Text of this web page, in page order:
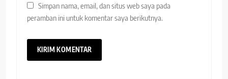
Simpan nama, email, dan situs web saya pada
peramban ini untuk komentar saya berikutnya.